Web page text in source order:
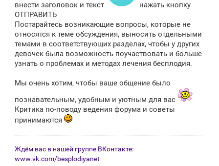
внести заголовок и текст
нажать кнопку
ОТПРАВИТЬ
Постарайтесь возникающие вопросы, которые не
относятся к теме обсуждения, выносить отдельными
темами в соответствующих разделах, чтобы у других
девочек была возможность поучаствовать и больше
узнать о проблемах и методах лечения бесплодия.
Мы очень хотим, чтобы ваше общение было
познавательным, удобным и уютным для вас
Критика по-поводу ведения форума и советы
принимаются
Ждём вас в нашей группе ВКонтакте:
www.vk.com/besplodiyanet